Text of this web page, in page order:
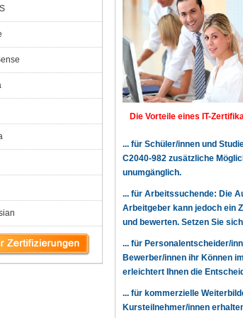
Die Vorteile eines IT-
... für Schüler/innen und
C2040-982 zusätzliche
unumgänglich.
... für Arbeitssuchende: Die
Arbeitgeber kann jedoch ein
und bewerten. Setzen Sie
... für Personalentscheider/
Bewerber/innen ihr Können
erleichtert Ihnen die
... für kommerzielle
Kursteilnehmer/innen